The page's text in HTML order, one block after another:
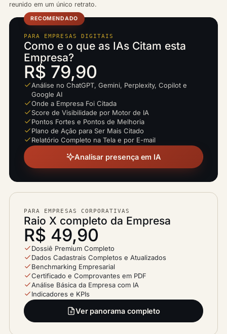
reunido em um único retrato.
RECOMENDADO
PARA EMPRESAS DIGITAIS
Como e o que as IAs Citam esta
Empresa?
R$ 79,90
Análise no ChatGPT, Gemini, Perplexity, Copilot e
Google AI
Onde a Empresa Foi Citada
Score de Visibilidade por Motor de IA
Pontos Fortes e Pontos de Melhoria
Plano de Ação para Ser Mais Citado
Relatório Completo na Tela e por E-mail
Analisar presença em IA
PARA EMPRESAS CORPORATIVAS
Raio X completo da Empresa
R$ 49,90
Dossiê Premium Completo
Dados Cadastrais Completos e Atualizados
Benchmarking Empresarial
Certificado e Comprovantes em PDF
Análise Básica da Empresa com IA
Indicadores e KPIs
Ver panorama completo